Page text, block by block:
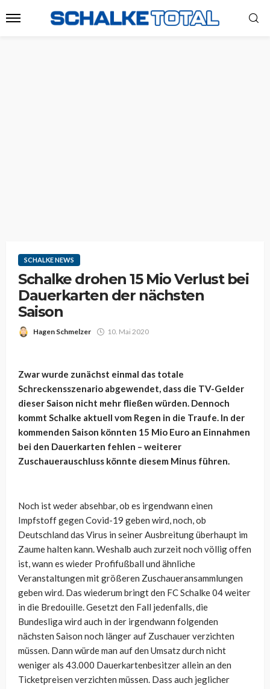
SCHALKE NEWS
Schalke drohen 15 Mio Verlust bei
Dauerkarten der nächsten
Saison
Hagen Schmelzer 10. Mai 2020
Zwar wurde zunächst einmal das totale
Schreckensszenario abgewendet, dass die TV-Gelder
dieser Saison nicht mehr fließen würden. Dennoch
kommt Schalke aktuell vom Regen in die Traufe. In der
kommenden Saison könnten 15 Mio Euro an Einnahmen
bei den Dauerkarten fehlen – weiterer
Zuschauerauschluss könnte diesem Minus führen.
Noch ist weder absehbar, ob es irgendwann einen
Impfstoff gegen Covid-19 geben wird, noch, ob
Deutschland das Virus in seiner Ausbreitung überhaupt im
Zaume halten kann. Weshalb auch zurzeit noch völlig offen
ist, wann es wieder Profifußball und ähnliche
Veranstaltungen mit größeren Zuschaueransammlungen
geben wird. Das wiederum bringt den FC Schalke 04 weiter
in die Bredouille. Gesetzt den Fall jedenfalls, die
Bundesliga wird auch in der irgendwann folgenden
nächsten Saison noch länger auf Zuschauer verzichten
müssen. Dann würde man auf den Umsatz durch nicht
weniger als 43.000 Dauerkartenbesitzer allein an den
Ticketpreisen verzichten müssen. Dass auch jeglicher